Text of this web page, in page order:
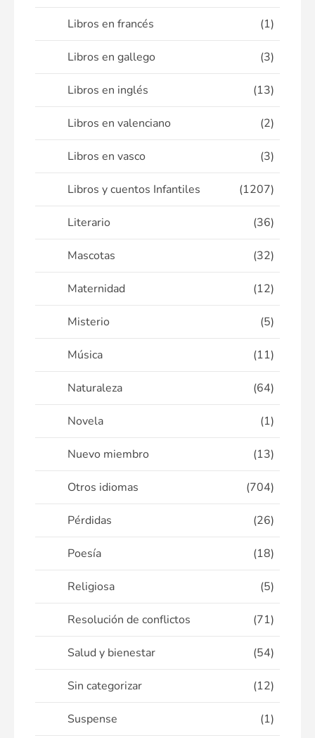
Libros en francés (1)
Libros en gallego (3)
Libros en inglés (13)
Libros en valenciano (2)
Libros en vasco (3)
Libros y cuentos Infantiles (1207)
Literario (36)
Mascotas (32)
Maternidad (12)
Misterio (5)
Música (11)
Naturaleza (64)
Novela (1)
Nuevo miembro (13)
Otros idiomas (704)
Pérdidas (26)
Poesía (18)
Religiosa (5)
Resolución de conflictos (71)
Salud y bienestar (54)
Sin categorizar (12)
Suspense (1)